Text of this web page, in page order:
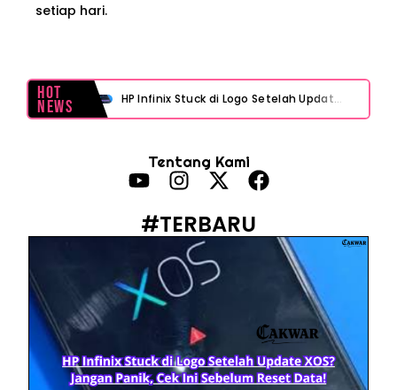
setiap hari.
Hot
News HP Infinix Stuck di Logo Setelah Update XOS? Jangan Panik, Cek Ini Sebelum Reset Data!
HP Huawei Cepat Panas? Ini Penyebab Utama dan Cara Mengatasinya
Tentang Kami
#TERBARU